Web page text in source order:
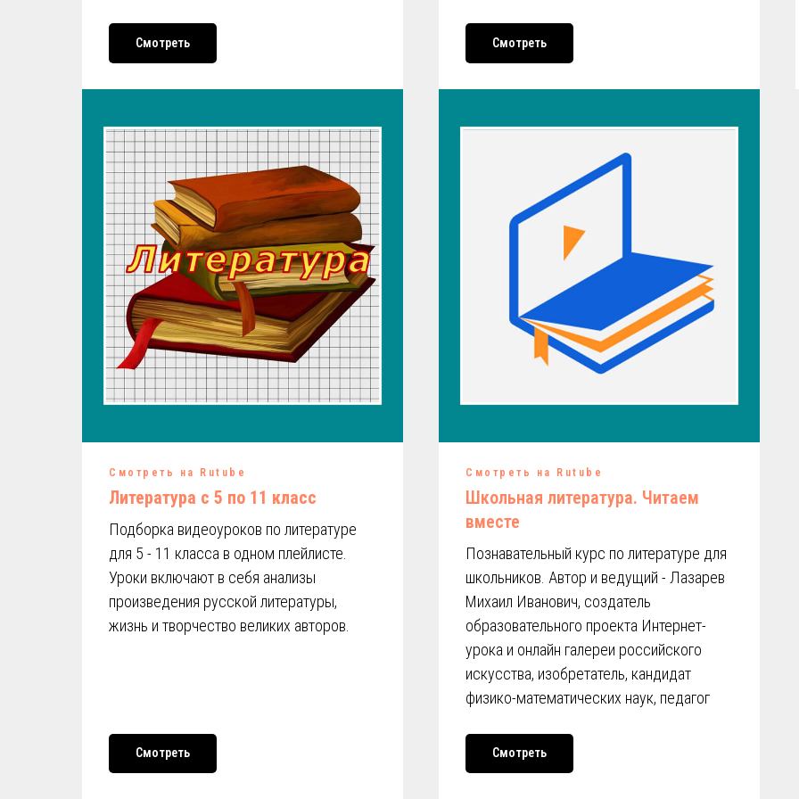
Смотреть Смотреть
Смотреть на Rutube
Литература с 5 по 11 класс
Подборка видеоуроков по литературе
для 5 - 11 класса в одном плейлисте.
Уроки включают в себя анализы
произведения русской литературы,
жизнь и творчество великих авторов.
Смотреть
Смотреть на Rutube
Школьная литература. Читаем
вместе
Познавательный курс по литературе для
школьников. Автор и ведущий - Лазарев
Михаил Иванович, создатель
образовательного проекта Интернет-
урока и онлайн галереи российского
искусства, изобретатель, кандидат
физико-математических наук, педагог
Смотреть